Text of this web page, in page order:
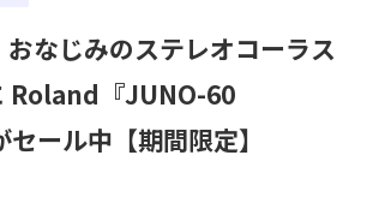
おなじみのステレオコーラス
Roland『JUNO-60
ール中【期間限定】